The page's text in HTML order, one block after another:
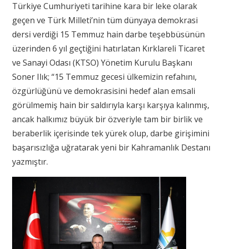
Türkiye Cumhuriyeti tarihine kara bir leke olarak
geçen ve Türk Milleti’nin tüm dünyaya demokrasi
dersi verdiği 15 Temmuz hain darbe teşebbüsünün
üzerinden 6 yıl geçtiğini hatırlatan Kırklareli Ticaret
ve Sanayi Odası (KTSO) Yönetim Kurulu Başkanı
Soner Ilık; “15 Temmuz gecesi ülkemizin refahını,
özgürlüğünü ve demokrasisini hedef alan emsali
görülmemiş hain bir saldırıyla karşı karşıya kalınmış,
ancak halkımız büyük bir özveriyle tam bir birlik ve
beraberlik içerisinde tek yürek olup, darbe girişimini
başarısızlığa uğratarak yeni bir Kahramanlık Destanı
yazmıştır.